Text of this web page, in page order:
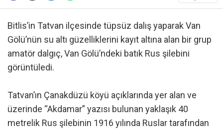
Bitlis’in Tatvan ilçesinde tüpsüz dalış yaparak Van
Gölü’nün su altı güzelliklerini kayıt altına alan bir grup
amatör dalgıç, Van Gölü’ndeki batık Rus şilebini
görüntüledi.
Tatvan’ın Çanakdüzü köyü açıklarında yer alan ve
üzerinde “Akdamar” yazısı bulunan yaklaşık 40
metrelik Rus şilebinin 1916 yılında Ruslar tarafından